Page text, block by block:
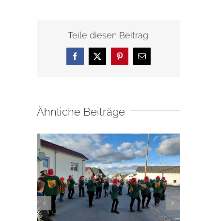
Teile diesen Beitrag:
Facebook
X Pinterest
E-
Mail
Ähnliche Beiträge